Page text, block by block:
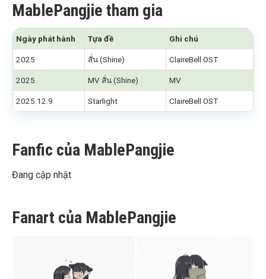
MablePangjie tham gia
Ngày phát hành Tựa đề Ghi chú
2025 สั่น (Shine) ClaireBell OST
2025 MV สั่น (Shine) MV
2025.12.9 Starlight ClaireBell OST
Fanfic của MablePangjie
Đang cập nhật
Fanart của MablePangjie